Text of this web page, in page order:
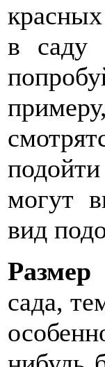
в саду
могут
вид
Размер
сада,